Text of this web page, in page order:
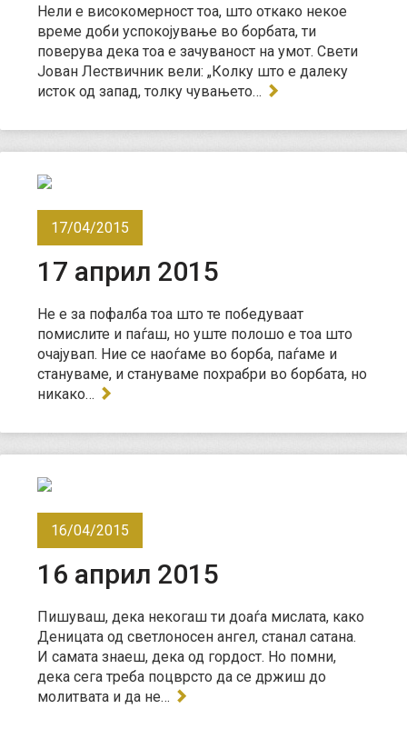
Нели е високомерност тоа, што откако некое
време доби успокојување во борбата, ти
поверува дека тоа е зачуваност на умот. Свети
Јован Лествичник вели: „Колку што е далеку
исток од запад, толку чувањето…
17/04/2015
17 април 2015
Не е за пофалба тоа што те победуваат
помислите и паѓаш, но уште полошо е тоа што
очајувап. Ние се наоѓаме во борба, паѓаме и
стануваме, и стануваме похрабри во борбата, но
никако…
16/04/2015
16 април 2015
Пишуваш, дека некогаш ти доаѓа мислата, како
Деницата од светлоносен ангел, станал сатана.
И самата знаеш, дека од гордост. Но помни,
дека сега треба поцврсто да се држиш до
молитвата и да не…